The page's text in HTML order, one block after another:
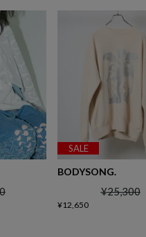
SALE
BODYSONG.
¥25,300
¥12,650